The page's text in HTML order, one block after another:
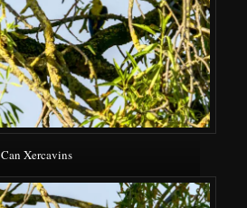
Can Xercavins